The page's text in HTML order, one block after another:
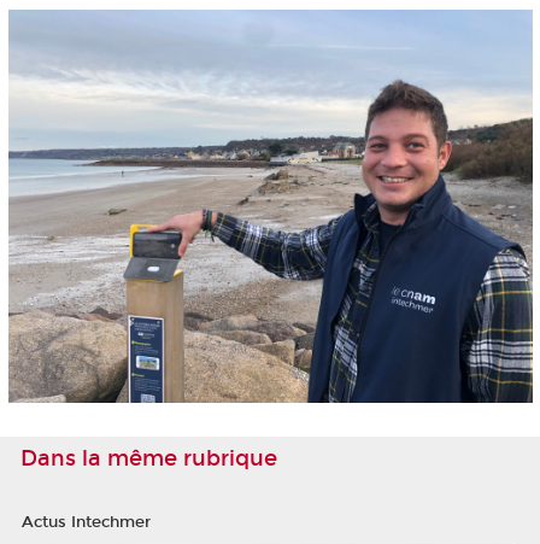
Dans la même rubrique
Actus Intechmer